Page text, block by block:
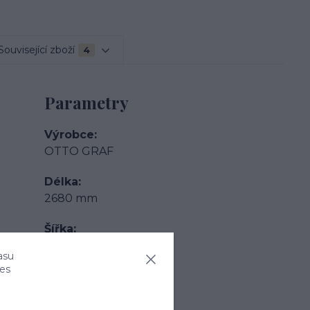
zboží 4
Parametry
Výrobce
OTTO GRAF
Délka
2680 mm
Šířka